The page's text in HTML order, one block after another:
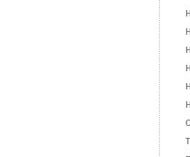
и детето
и детето